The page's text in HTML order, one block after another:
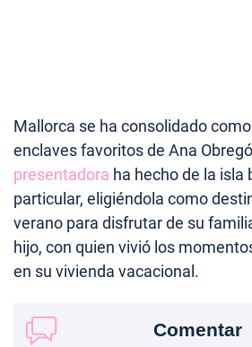
Mallorca se ha consolidado
enclaves favoritos de Ana
presentadora ha hecho de la isla
particular, eligiéndola como
verano para disfrutar de su
hijo, con quien vivió los
en su vivienda vacacional.
Comentar